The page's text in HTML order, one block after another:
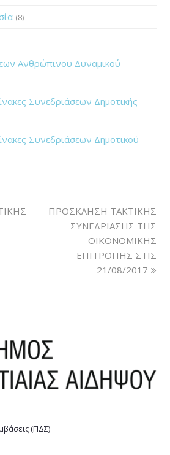
(8)
Ανθρώπινου Δυναμικού
Συνεδριάσεων Δημοτικής
Συνεδριάσεων Δημοτικού
ΠΡΟΣΚΛΗΣΗ ΤΑΚΤΙΚΗΣ
ΣΥΝΕΔΡΙΑΣΗΣ ΤΗΣ
ΟΙΚΟΝΟΜΙΚΗΣ
ΕΠΙΤΡΟΠΗΣ ΣΤΙΣ
21/08/2017
(ΠΔΣ)